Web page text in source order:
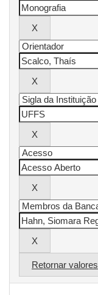
Retornar valores